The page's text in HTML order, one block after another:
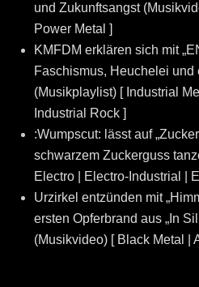
und Zukunftsangst
Power Metal ]
KMFDM erklären sich mit
Faschismus, Heuchelei
(Musikplaylist) [ Industrial
Industrial Rock ]
:Wumpscut: lässt auf
schwarzem Zuckerguss
Electro | Electro-Industrial |
Urzirkel entzünden mit
ersten Opferbrand aus „In
(Musikvideo) [ Black Metal |